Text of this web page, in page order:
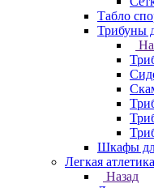
Табло
Трибуны
Шкафы
Легкая атлетика
Назад